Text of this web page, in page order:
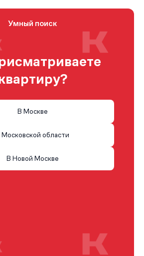
Умный поиск
В Москве
Московской области
В Новой Москве